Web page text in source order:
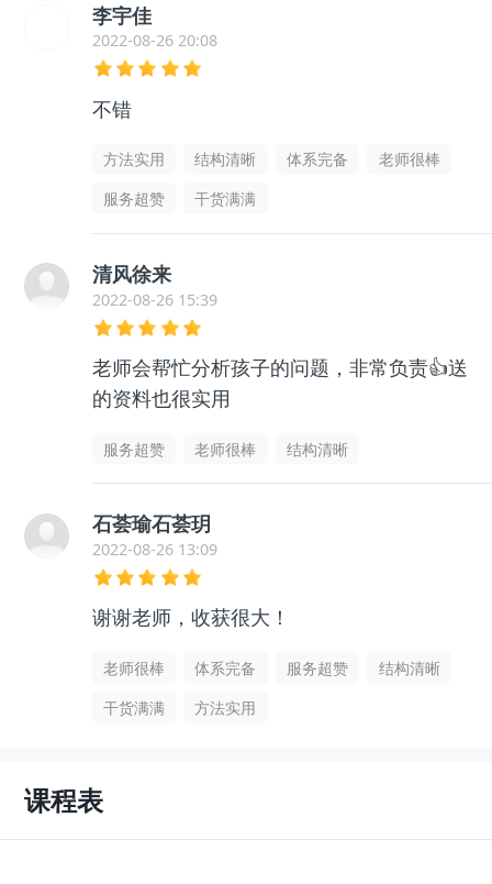
李宇佳
2022-08-26 20:08
不错
方法实用 结构清晰 体系完备
老师很棒
服务超赞
干货满满
清风徐来
2022-08-26 15:39
老师会帮忙分析孩子的问题，非常负责👍送
的资料也很实用
服务超赞 老师很棒 结构清晰
石荟瑜石荟玥
2022-08-26 13:09
谢谢老师，收获很大！
老师很棒 体系完备 服务超赞
结构清晰
干货满满
方法实用
课程表